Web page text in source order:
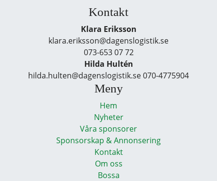
Kontakt
Klara Eriksson
klara.eriksson@dagenslogistik.se
073-653 07 72
Hilda Hultén
hilda.hulten@dagenslogistik.se 070-4775904
Meny
Hem
Nyheter
Våra sponsorer
Sponsorskap & Annonsering
Kontakt
Om oss
Bossa